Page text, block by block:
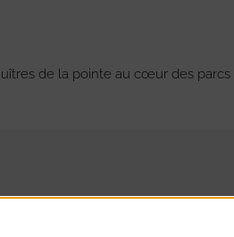
de la pointe au cœur des parcs